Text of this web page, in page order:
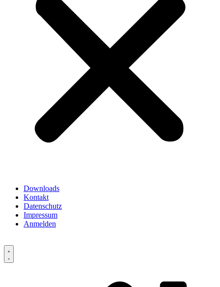
Downloads
Kontakt
Datenschutz
Impressum
Anmelden